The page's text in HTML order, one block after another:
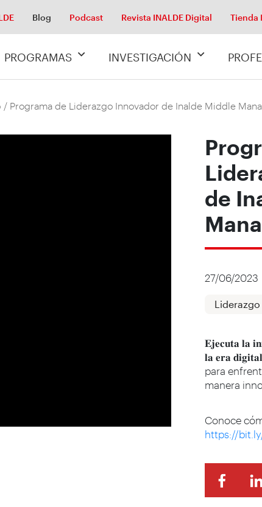
Blog Podcast Revista INALDE Digital Tienda
PROGRAMAS INVESTIGACIÓN
/ Programa de Liderazgo Innovador de Inalde Middle
de
27/06/2023
Liderazgo
𝐄𝐣𝐞𝐜𝐮𝐭𝐚 𝐥𝐚
𝐥𝐚 𝐞𝐫𝐚
para
manera
Conoce
https://